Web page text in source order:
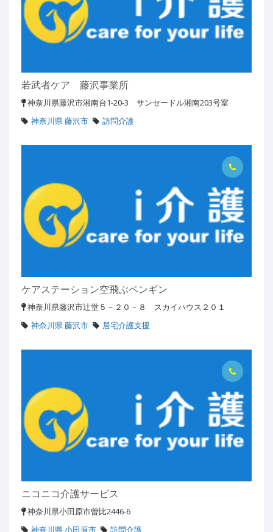
若武者ケア 藤沢事業所
神奈川県藤沢市湘南台1-20-3 サンセードル湘南203号室
神奈川県 藤沢市
訪問介護
ケアステーション空飛ぶペンギン
神奈川県藤沢市辻堂５－２０－８ スカイハウス２０１
神奈川県 藤沢市
居宅介護支援
ニコニコ介護サービス
神奈川県小田原市曽比2446-6
神奈川県 小田原市
訪問介護